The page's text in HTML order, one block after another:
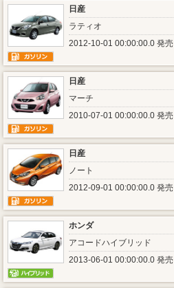
日産
ラティオ
2012-10-01 00:00:00.0 発売
日産
マーチ
2010-07-01 00:00:00.0 発売
日産
ノート
2012-09-01 00:00:00.0 発売
ホンダ
アコードハイブリッド
2013-06-01 00:00:00.0 発売